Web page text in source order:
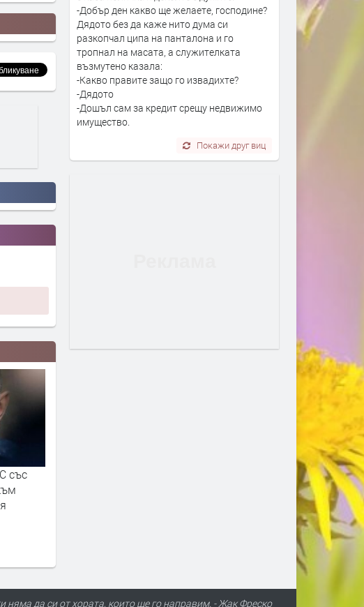
със
Турция взима 33% от
проучванията за нефт и
блок „Хан Тервел“ в
българската зона на
море. Какво значи това
-Добър ден какво ще желаете, господине?
Дядото без да каже нито дума си
разкопчал ципа на панталона и го
тропнал на масата, а служителката
възмутено казала:
-Какво правите защо го извадихте?
-Дядото
-Дошъл сам за кредит срещу недвижимо
имущество.
Покажи друг виц
да си от хората, които ще го направим. - Жак Фреско